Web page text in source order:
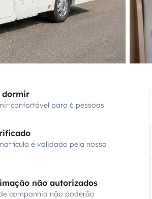
dormir
confortável para 6 pessoas
é validado pela nossa
não autorizados
companhia não poderão